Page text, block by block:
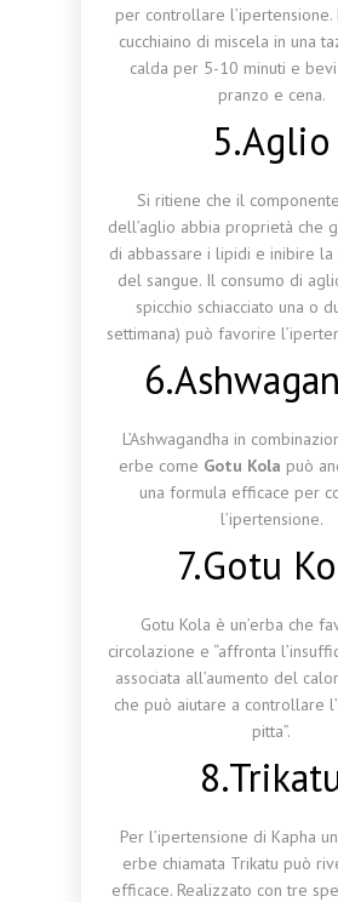
per controllare
cucchiaino di miscela in una
calda per 5-10 minuti e
pranzo e cena.
5.Aglio
Si ritiene che il
dell’aglio abbia proprietà che
di abbassare i lipidi e inibire la
del sangue. Il consumo di
spicchio schiacciato una o
settimana) può favorire
L’Ashwagandha in
erbe come Gotu Kola può
una formula efficace per
l’ipertensione.
7.Gotu
Gotu Kola è un’erba che
circolazione e “affronta
associata all’aumento del
che può aiutare a controllare
pitta”.
Per l’ipertensione di Kapha
erbe chiamata Trikatu può
efficace. Realizzato con tre